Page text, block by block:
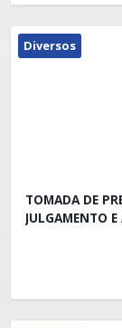
Diversos
TOMADA DE
JULGAMENTO